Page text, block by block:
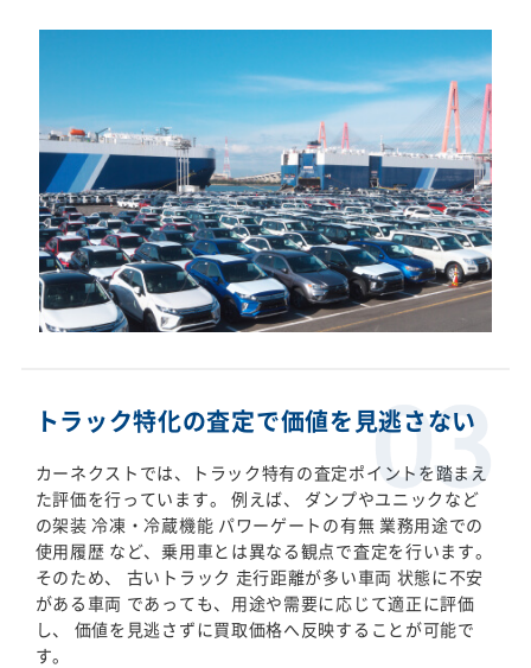
トラック特化の査定で価値を見逃さない
カーネクストでは、トラック特有の査定ポイントを踏まえ
た評価を行っています。 例えば、 ダンプやユニックなど
の架装 冷凍・冷蔵機能 パワーゲートの有無 業務用途での
使用履歴 など、乗用車とは異なる観点で査定を行います。
そのため、 古いトラック 走行距離が多い車両 状態に不安
がある車両 であっても、用途や需要に応じて適正に評価
し、 価値を見逃さずに買取価格へ反映することが可能で
す。